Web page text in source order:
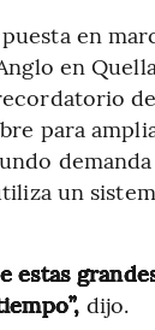
en
en
para
un
estas
dijo.